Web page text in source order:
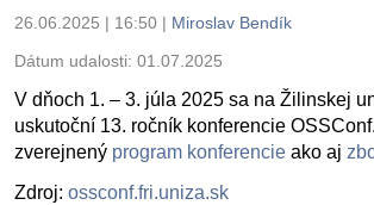
26.06.2025 | 16:50 | Miroslav Bendík
Dátum udalosti: 01.07.2025
V dňoch 1. – 3. júla 2025 sa na Žilinskej
uskutoční 13. ročník konferencie
zverejnený program konferencie ako aj
Zdroj: ossconf.fri.uniza.sk